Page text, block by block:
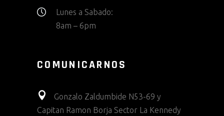
Lunes a Sabado:
8am – 6pm
COMUNICARNOS
Gonzalo Zaldumbide N53-69 y
Capitan Ramon Borja Sector La Kennedy